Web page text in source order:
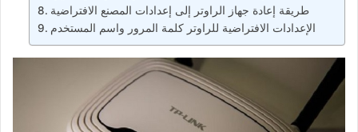
طريقة إعادة جهاز الراوتر إلى إعدادات المصنع الافتراضية
الإعدادات الافتراضية للراوتر كلمة المرور واسم المستخدم